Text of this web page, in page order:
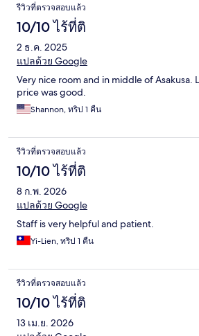
รีวิวที่ตรวจสอบแล้ว
10/10 ไร้ที่ติ
2 ธ.ค. 2025
แปลด้วย Google
Very nice room and in middle of Asakusa.
price was good.
Shannon, ทริป 1 คืน
รีวิวที่ตรวจสอบแล้ว
10/10 ไร้ที่ติ
8 ก.พ. 2026
แปลด้วย Google
Staff is very helpful and patient.
Yi-Lien, ทริป 1 คืน
รีวิวที่ตรวจสอบแล้ว
10/10 ไร้ที่ติ
13 เม.ย. 2026